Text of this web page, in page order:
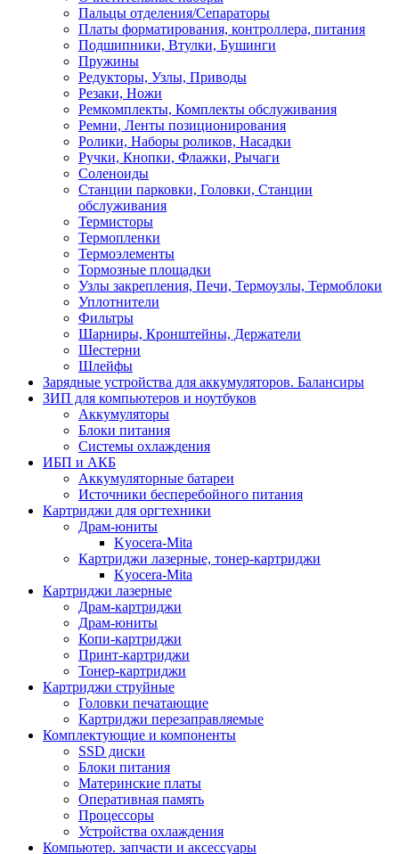
Пальцы отделения/Сепараторы
Платы форматирования, контроллера, питания
Подшипники, Втулки, Бушинги
Пружины
Редукторы, Узлы, Приводы
Резаки, Ножи
Ремкомплекты, Комплекты обслуживания
Ремни, Ленты позиционирования
Ролики, Наборы роликов, Насадки
Ручки, Кнопки, Флажки, Рычаги
Соленоиды
Станции парковки, Головки, Станции
обслуживания
Термисторы
Термопленки
Термоэлементы
Тормозные площадки
Узлы закрепления, Печи, Термоузлы, Термоблоки
Уплотнители
Фильтры
Шарниры, Кронштейны, Держатели
Шестерни
Шлейфы
Зарядные устройства для аккумуляторов. Балансиры
ЗИП для компьютеров и ноутбуков
Аккумуляторы
Блоки питания
Системы охлаждения
ИБП и АКБ
Аккумуляторные батареи
Источники бесперебойного питания
Картриджи для оргтехники
Драм-юниты
Kyocera-Mita
Картриджи лазерные, тонер-картриджи
Kyocera-Mita
Картриджи лазерные
Драм-картриджи
Драм-юниты
Копи-картриджи
Принт-картриджи
Тонер-картриджи
Картриджи струйные
Головки печатающие
Картриджи перезаправляемые
Комплектующие и компоненты
SSD диски
Блоки питания
Материнские платы
Оперативная память
Процессоры
Устройства охлаждения
Компьютер. запчасти и аксессуары